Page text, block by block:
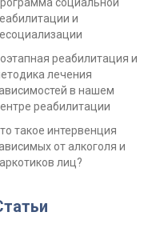
социальной
и
реабилитация и
лечения
в нашем
реабилитации
такое интервенция
от алкоголя и
лиц?